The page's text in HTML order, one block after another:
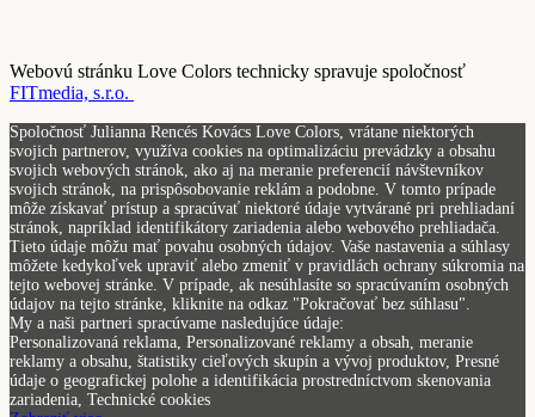
Webovú stránku Love Colors technicky spravuje spoločnosť
FITmedia, s.r.o.
Spoločnosť Julianna Rencés Kovács Love Colors, vrátane niektorých
svojich partnerov, využíva cookies na optimalizáciu prevádzky a obsahu
svojich webových stránok, ako aj na meranie preferencií návštevníkov
svojich stránok, na prispôsobovanie reklám a podobne. V tomto prípade
môže získavať prístup a spracúvať niektoré údaje vytvárané pri prehliadaní
stránok, napríklad identifikátory zariadenia alebo webového prehliadača.
Tieto údaje môžu mať povahu osobných údajov. Vaše nastavenia a súhlasy
môžete kedykoľvek upraviť alebo zmeniť v pravidlách ochrany súkromia na
tejto webovej stránke. V prípade, ak nesúhlasíte so spracúvaním osobných
údajov na tejto stránke, kliknite na odkaz "Pokračovať bez súhlasu".
My a naši partneri spracúvame nasledujúce údaje:
Personalizovaná reklama, Personalizované reklamy a obsah, meranie
reklamy a obsahu, štatistiky cieľových skupín a vývoj produktov, Presné
údaje o geografickej polohe a identifikácia prostredníctvom skenovania
zariadenia, Technické cookies